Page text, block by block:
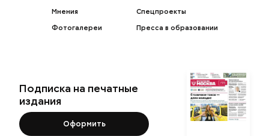
Мнения
Фотогалереи
Спецпроекты
Пресса в образовании
Подписка на печатные
издания
Оформить